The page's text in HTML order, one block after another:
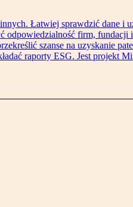
Łatwiej sprawdzić dane i
odpowiedzialność firm, fundacji
szanse na uzyskanie
raporty ESG. Jest projekt